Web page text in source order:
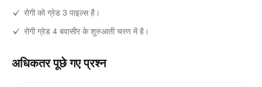
रोगी को ग्रेड 3 पाइल्स है।
रोगी ग्रेड 4 बवासीर के शुरुआती चरण में है।
अधिकतर पूछे गए प्रश्न